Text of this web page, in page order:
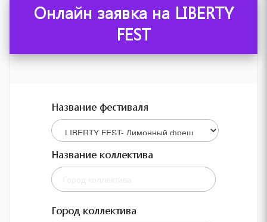
Онлайн заявка на LIBERTY
FEST
Название фестиваля
Название коллектива
Город коллектива